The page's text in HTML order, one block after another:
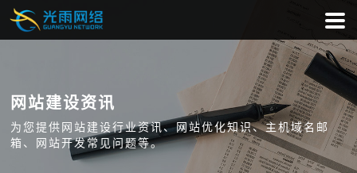
网站建设资讯
为您提供网站建设行业资讯、网站优化知识、主机域名邮
箱、网站开发常见问题等。